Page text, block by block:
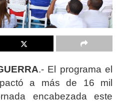
.- El programa el
a más de 16 mil
encabezada este